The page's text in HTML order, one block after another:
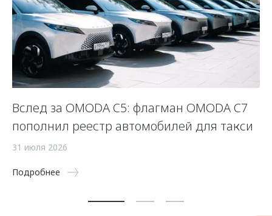
Вслед за OMODA C5: флагман OMODA C7
пополнил реестр автомобилей для такси
31 июля 2026
Подробнее